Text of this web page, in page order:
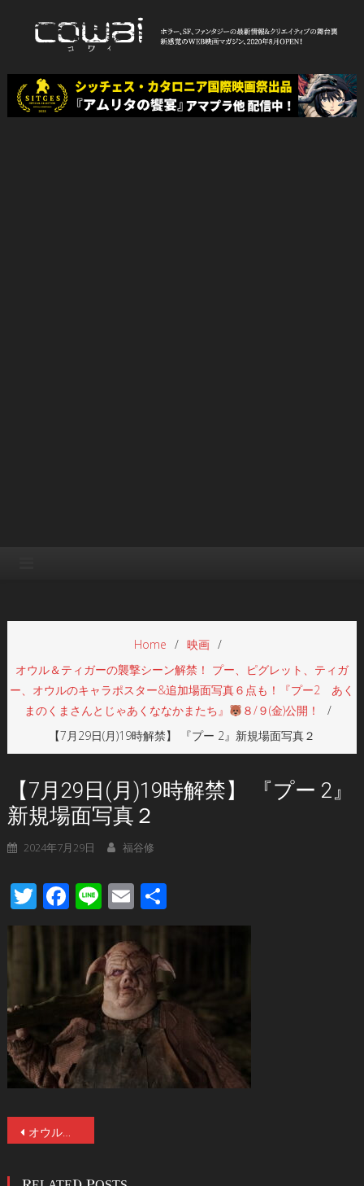
WEB映画マガジン「cowai コ
ワイ」
Home
映画
オウル＆ティガーの襲撃シーン解禁！ プー、ピグレット、ティガ
ー、オウルのキャラポスター&追加場面写真６点も！『プー2 あく
まのくまさんとじゃあくななかまたち』
８/９(金)公開！
【7月29日(月)19時解禁】 『プー 2』新規場面写真２
【7月29日(月)19時解禁】 『プー 2』
新規場面写真２
2024年7月29日 福谷修
TwitterFacebook
LineEmail
有
投オウル＆ティガーの襲撃シーン解禁！ プー、ピグレット、ティガー、オウルのキャラポスター&追加場面写真６点も！『プー2 あくまのくまさんとじゃあくななかまたち』